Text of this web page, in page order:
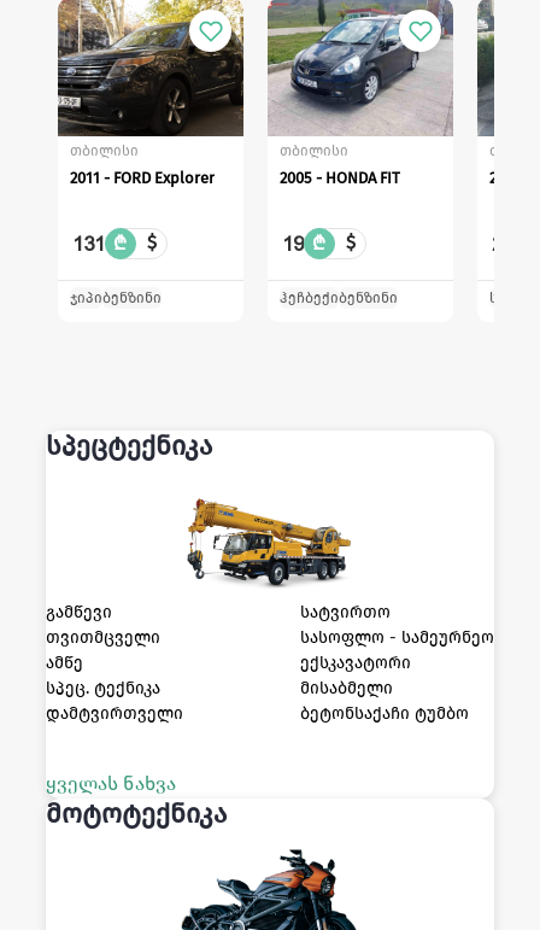
თბილისი
2011 - FORD Explorer
131 ₾ $
ჯიპიბენზინი
თბილისი
2005 - HONDA FIT
19 ₾ $
ჰეჩბექიბენზინი
2014 -
22
სპეცტექნიკა
გამწევი
თვითმცველი
ამწე
სპეც. ტექნიკა
დამტვირთველი
სატვირთო
სასოფლო - სამეურნეო
ექსკავატორი
მისაბმელი
ბეტონსაქაჩი ტუმბო
ყველას ნახვა
მოტოტექნიკა